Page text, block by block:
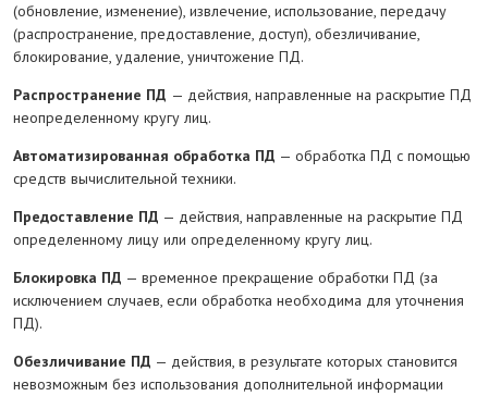
(обновление, изменение), извлечение, использование, передачу
(распространение, предоставление, доступ), обезличивание,
блокирование, удаление, уничтожение ПД.
Распространение ПД — действия, направленные на раскрытие ПД
неопределенному кругу лиц.
Автоматизированная обработка ПД — обработка ПД с помощью
средств вычислительной техники.
Предоставление ПД — действия, направленные на раскрытие ПД
определенному лицу или определенному кругу лиц.
Блокировка ПД — временное прекращение обработки ПД (за
исключением случаев, если обработка необходима для уточнения
ПД).
Обезличивание ПД — действия, в результате которых становится
невозможным без использования дополнительной информации